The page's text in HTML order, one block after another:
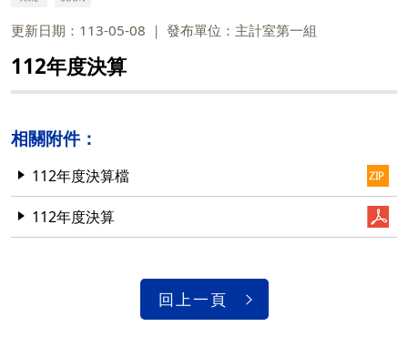
更新日期：113-05-08 發布單位：主計室第一組
112年度決算
相關附件：
112年度決算檔
112年度決算
回上一頁